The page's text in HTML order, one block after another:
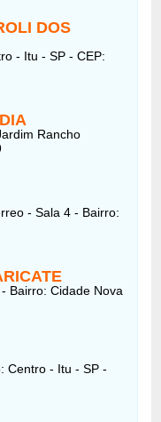
DOS
- Itu - SP - CEP:
Rancho
- Sala 4 - Bairro:
Bairro: Cidade Nova
Centro - Itu - SP -